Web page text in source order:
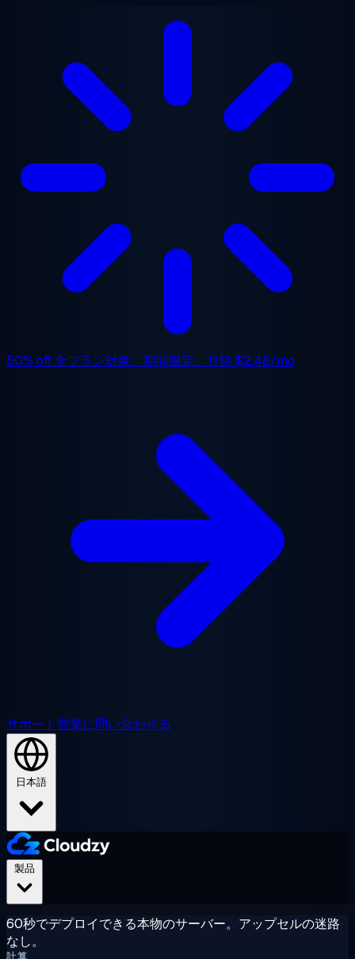
50% off全プラン対象、期間限定。月額$2.48/mo
サポート営業に問い合わせる
日本語
60秒でデプロイできる本物のサーバー。アップセルの迷路
なし。